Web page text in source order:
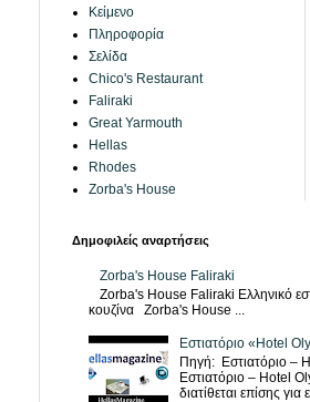
Κείμενο
Πληροφορία
Σελίδα
Chico's Restaurant
Faliraki
Great Yarmouth
Hellas
Rhodes
Zorba's House
Δημοφιλείς αναρτήσεις
Zorba's House Faliraki
Zorba's House Faliraki Ελληνικό
κουζίνα Zorba's House ...
Εστιατόριο «Hotel
Πηγή: Εστιατόριο –
Εστιατόριο – Hotel
διατίθεται επίσης